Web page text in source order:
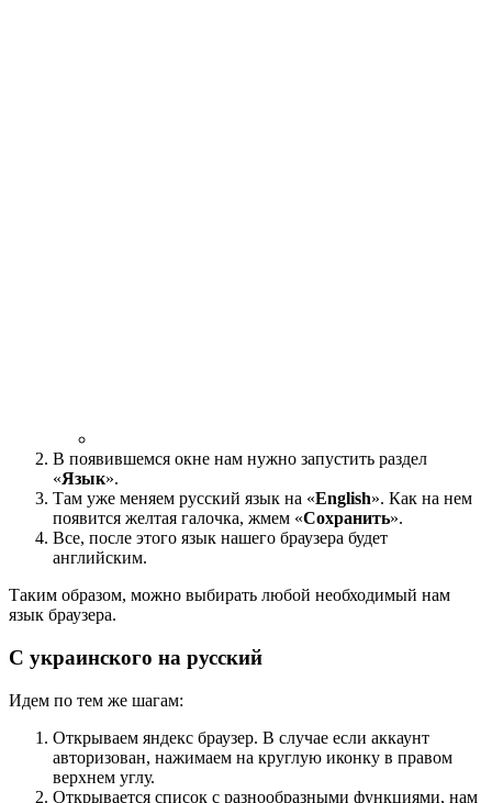
В появившемся окне нам нужно запустить раздел
«Язык».
Там уже меняем русский язык на «English». Как на нем
появится желтая галочка, жмем «Сохранить».
Все, после этого язык нашего браузера будет
английским.
Таким образом, можно выбирать любой необходимый нам
язык браузера.
С украинского на русский
Идем по тем же шагам:
Открываем яндекс браузер. В случае если аккаунт
авторизован, нажимаем на круглую иконку в правом
верхнем углу.
Открывается список с разнообразными функциями, нам